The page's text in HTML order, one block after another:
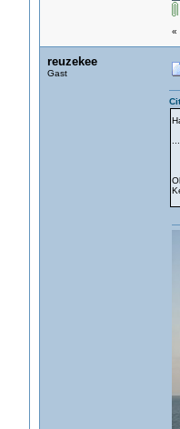
«
reuzekee
Gast